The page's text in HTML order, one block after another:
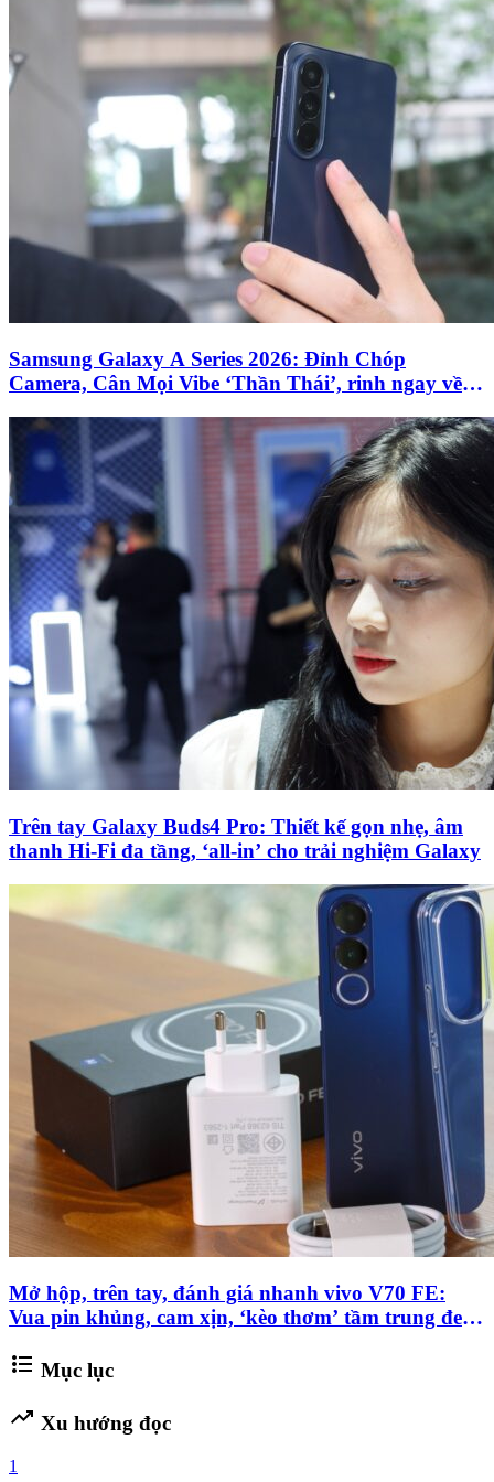
Samsung Galaxy A Series 2026: Đỉnh Chóp
Camera, Cân Mọi Vibe ‘Thần Thái’, rinh ngay về
Trên tay Galaxy Buds4 Pro: Thiết kế gọn nhẹ, âm
thanh Hi-Fi đa tầng, ‘all-in’ cho trải nghiệm Galaxy
Mở hộp, trên tay, đánh giá nhanh vivo V70 FE:
Vua pin khủng, cam xịn, ‘kèo thơm’ tầm trung đe
format_list_bulleted Mục lục
trending_up Xu hướng đọc
1